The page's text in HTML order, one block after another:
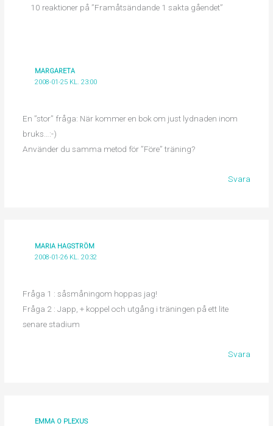
10 reaktioner på ”Framåtsändande 1 sakta gåendet”
MARGARETA
2008-01-25 KL. 23:00
En ”stor” fråga: När kommer en bok om just lydnaden inom
bruks…:-)
Använder du samma metod för ”Före” träning?
Svara
MARIA HAGSTRÖM
2008-01-26 KL. 20:32
Fråga 1 : såsmåningom hoppas jag!
Fråga 2 : Japp, + koppel och utgång i träningen på ett lite
senare stadium
Svara
EMMA O PLEXUS